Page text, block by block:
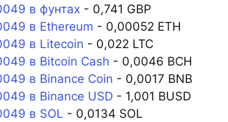
в фунтах- 0,741 GBP
в Ethereum - 0,00052 ETH
в Litecoin - 0,022 LTC
в Bitcoin Cash - 0,0046 BCH
в Binance Coin - 0,0017 BNB
в Binance USD- 1,001 BUSD
в SOL - 0,0134 SOL